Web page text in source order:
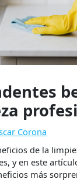
Corona
de la
y en este
más